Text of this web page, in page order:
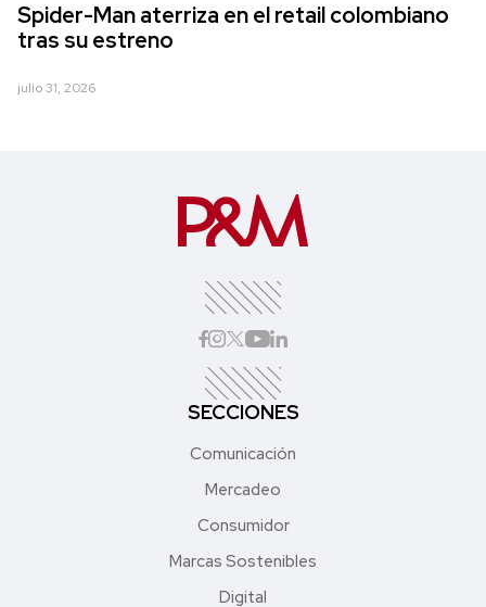
Spider-Man aterriza en el retail colombiano
tras su estreno
julio 31, 2026
SECCIONES
Comunicación
Mercadeo
Consumidor
Marcas Sostenibles
Digital